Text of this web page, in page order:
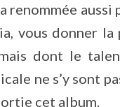
renommée
vous donner
dont le
ne s’y sont
cet album.